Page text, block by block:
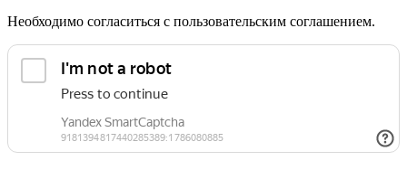
Необходимо согласиться с пользовательским соглашением.